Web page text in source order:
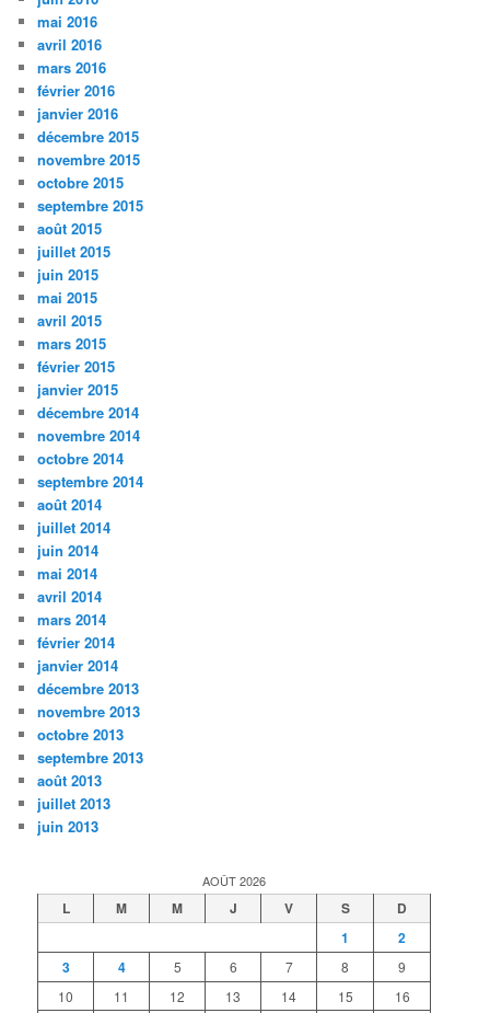
mai 2016
avril 2016
mars 2016
février 2016
janvier 2016
décembre 2015
novembre 2015
octobre 2015
septembre 2015
août 2015
juillet 2015
juin 2015
mai 2015
avril 2015
mars 2015
février 2015
janvier 2015
décembre 2014
novembre 2014
octobre 2014
septembre 2014
août 2014
juillet 2014
juin 2014
mai 2014
avril 2014
mars 2014
février 2014
janvier 2014
décembre 2013
novembre 2013
octobre 2013
septembre 2013
août 2013
juillet 2013
juin 2013
AOÛT 2026
L M M J V S
D
1
2
3
4 5 6 7 8
9
10
11 12 13 14 15 16